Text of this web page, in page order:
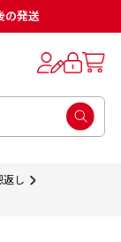
の発送
返し
を製作
ストレー
す。
す。
ものを
取り扱っ
ると良
左側と
チチと
ズ表の通
い場合
い。
ズ表の通
い場合
い。
して上
てチチ
ルにく
して上
てチチ
ルにく
き切る
とで風
加工で
？
横幕が
加工手